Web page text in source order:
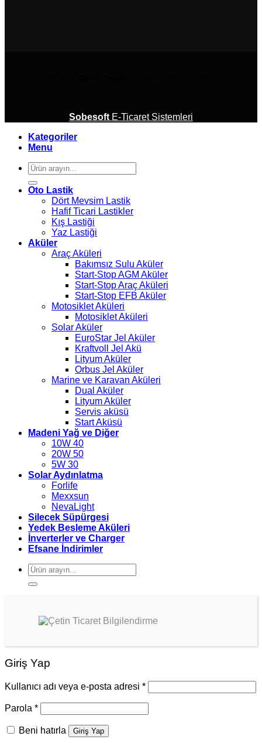
Sobesoft E-Ticaret Sistemleri
Kategoriler
Menu
Ara:
Oto Lastik
Dört Mevsim Lastik
Hafif Ticari Lastikler
Kış Lastiği
Yaz Lastiği
Aküler
Araç Aküleri
Bakımsız Sulu Aküler
Start-Stop AGM Aküler
Start-Stop Araç Aküleri
Start-Stop EFB Aküler
Motosiklet Aküleri
Motosiklet Aküleri
Solar Aküler
EuroStar Jel Aküler
Kraftvoll Jel Akü
Lityum Aküler
Orbus Jel Aküler
Marine ve Karavan Aküleri
Dual Aküler
Lityum Aküler
Servis aküsü
Start Aküsü
Madeni Yağ ve Diğer
10W 40
20W 50
5W 30
Solar Aydınlatma
Forlife
Mexxsun
NevaLight
Silecek Süpürgesi
Yedek Besleme Aküleri
İnverterler ve Charger
Efsane İndirimler
Ara:
Giriş Yap
Kullanıcı adı veya e-posta adresi *
Parola *
Beni hatırla Giriş Yap